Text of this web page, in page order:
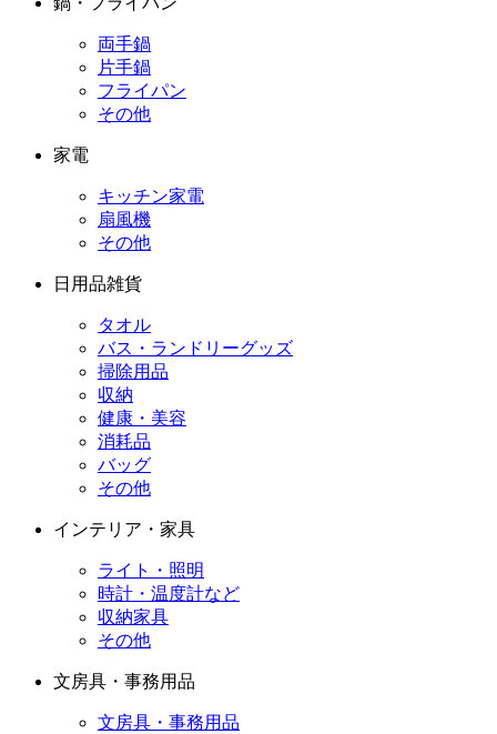
両手鍋
片手鍋
フライパン
その他
家電
キッチン家電
扇風機
その他
日用品雑貨
タオル
バス・ランドリーグッズ
掃除用品
収納
健康・美容
消耗品
バッグ
その他
インテリア・家具
ライト・照明
時計・温度計など
収納家具
その他
文房具・事務用品
文房具・事務用品